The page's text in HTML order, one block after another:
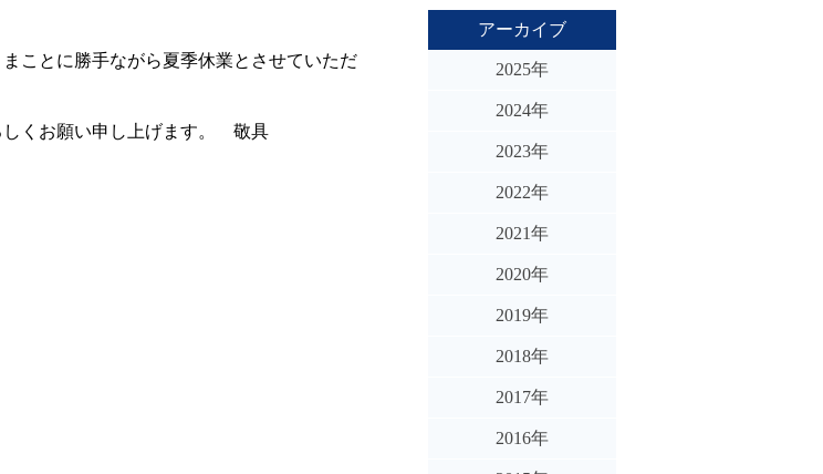
ことに勝手ながら夏季休業とさせていただ
しくお願い申し上げます。 敬具
アーカイブ
2025年
2024年
2023年
2022年
2021年
2020年
2019年
2018年
2017年
2016年